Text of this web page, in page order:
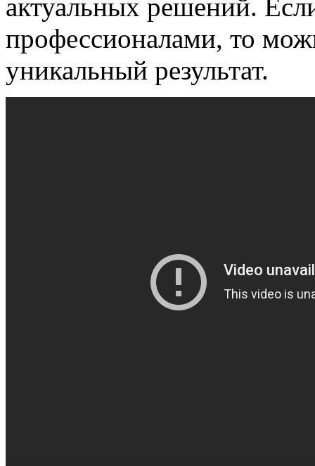
актуальных решений.
профессионалами, то
уникальный результат.